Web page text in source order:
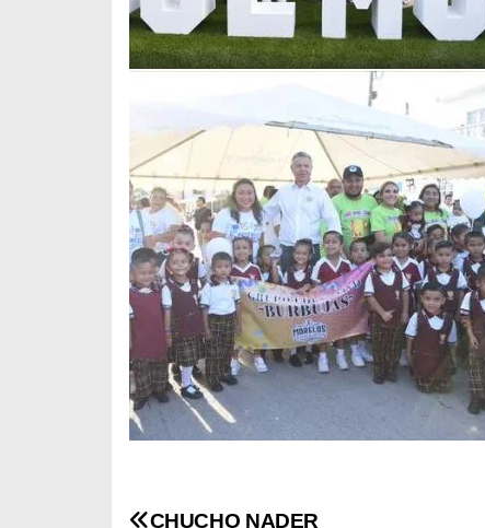
CHUCHO NADER